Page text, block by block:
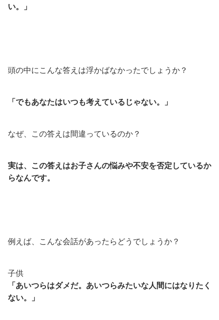
い。」
頭の中にこんな答えは浮かばなかったでしょうか？
「でもあなたはいつも考えているじゃない。」
なぜ、この答えは間違っているのか？
実は、この答えはお子さんの悩みや不安を否定しているか
らなんです。
例えば、こんな会話があったらどうでしょうか？
子供
「あいつらはダメだ。あいつらみたいな人間にはなりたく
ない。」